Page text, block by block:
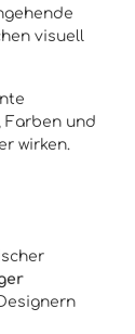
visuell
Farben und
wirken.